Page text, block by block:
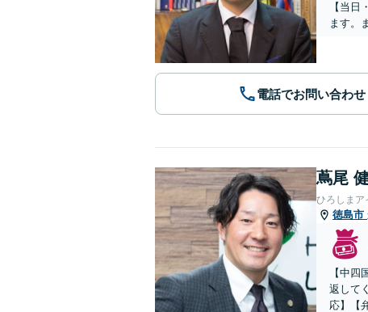
【当
ます。
電話でお問い合わせ
蔦尾
ひろしまア
徳島市
【中
返して
応】【